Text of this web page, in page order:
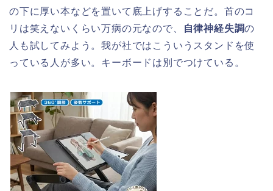
の下に厚い本などを置いて底上げすることだ。首のコ
リは笑えないくらい万病の元なので、
自律神経失調の
人も試してみよう。我が社ではこういうスタンドを使
っている人が多い。キーボードは別でつけている。